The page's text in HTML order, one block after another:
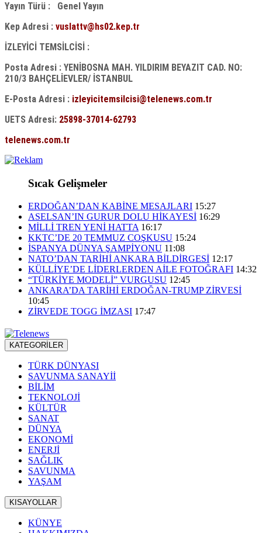
Yayın Türü : Genel Yayın
Kep Adresi : vuslattv@hs02.kep.tr
İZLEYİCİ TEMSİLCİSİ :
Posta Adresi : YENİBOSNA MAH. YILDIRIM BEYAZIT CAD. NO:
210/3 BAHÇELİEVLER/ İSTANBUL
E-Posta Adresi : izleyicitemsilcisi@telenews.com.tr
UETS Adresi: 25898-37014-62793
telenews.com.tr
Sıcak Gelişmeler
ERDOĞAN’DAN KABİNE MESAJLARI 15:27
ASELSAN’IN GURUR DOLU HİKAYESİ 16:29
MİLLİ TREN YENİ HATTA 16:17
KKTC’DE 20 TEMMUZ COŞKUSU 15:24
İSPANYA DÜNYA ŞAMPİYONU 11:08
NATO’DAN TARİHİ ANKARA BİLDİRGESİ 12:17
KÜLLİYE’DE LİDERLERDEN AİLE FOTOĞRAFI 14:32
“TÜRKİYE MODELİ” VURGUSU 12:45
ANKARA’DA TARİHİ ERDOĞAN-TRUMP ZİRVESİ
10:45
ZİRVEDE TOGG İMZASI 17:47
KATEGORİLER
TÜRK DÜNYASI
SAVUNMA SANAYİİ
BİLİM
TEKNOLOJİ
KÜLTÜR
SANAT
DÜNYA
EKONOMİ
ENERJİ
SAĞLIK
SAVUNMA
YAŞAM
KISAYOLLAR
KÜNYE